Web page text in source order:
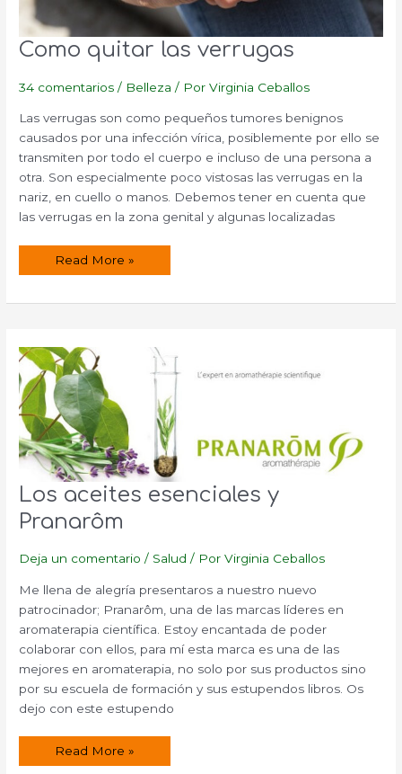
Como quitar las verrugas
34 comentarios / Belleza / PorVirginia Ceballos
Las verrugas son como pequeños tumores benignos
causados por una infección vírica, posiblemente por ello se
transmiten por todo el cuerpo e incluso de una persona a
otra. Son especialmente poco vistosas las verrugas en la
nariz, en cuello o manos. Debemos tener en cuenta que
las verrugas en la zona genital y algunas localizadas
Como
Read More »
Los aceites esenciales y
Pranarôm
Deja un comentario / Salud / PorVirginia Ceballos
Me llena de alegría presentaros a nuestro nuevo
patrocinador; Pranarôm, una de las marcas líderes en
aromaterapia científica. Estoy encantada de poder
colaborar con ellos, para mí esta marca es una de las
mejores en aromaterapia, no solo por sus productos sino
por su escuela de formación y sus estupendos libros. Os
dejo con este estupendo
Los
Read More »